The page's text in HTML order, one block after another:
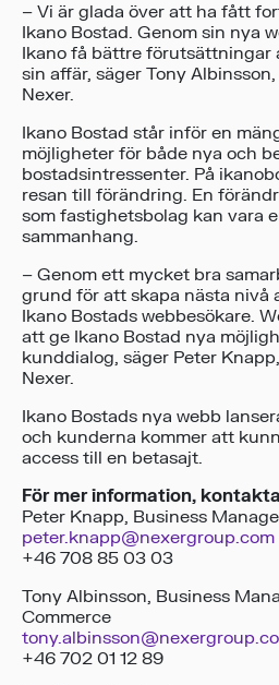
– Vi är glada över att ha fått
Ikano Bostad. Genom sin nya
Ikano få bättre
sin affär, säger Tony
Nexer.
Ikano Bostad står inför en
möjligheter för både nya och
bostadsintressenter. På
resan till förändring. En
som fastighetsbolag kan vara
sammanhang.
– Genom ett mycket bra
grund för att skapa nästa nivå
Ikano Bostads webbesökare.
att ge Ikano Bostad nya
kunddialog, säger Peter
Nexer.
Ikano Bostads nya webb
och kunderna kommer att
access till en betasajt.
För mer information,
Peter Knapp, Business
peter.knapp@nexergroup.com
+46 708 85 03 03
Tony Albinsson, Business
Commerce
+46 702 01 12 89